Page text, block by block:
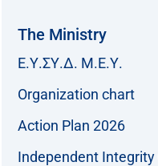
The Ministry
Ε.Υ.ΣΥ.Δ. Μ.Ε.Υ.
Organization chart
Action Plan 2026
Independent